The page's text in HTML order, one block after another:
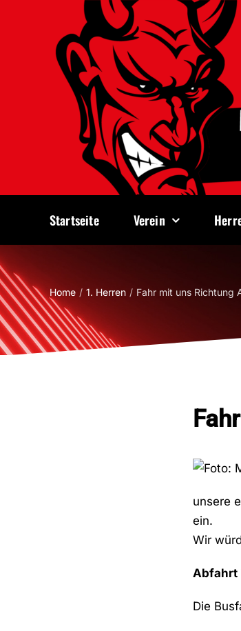
Startseite Verein
Home 1. Herren Fahr mit uns Richtung
unsere
ein.
Wir
Abfahrt
Die